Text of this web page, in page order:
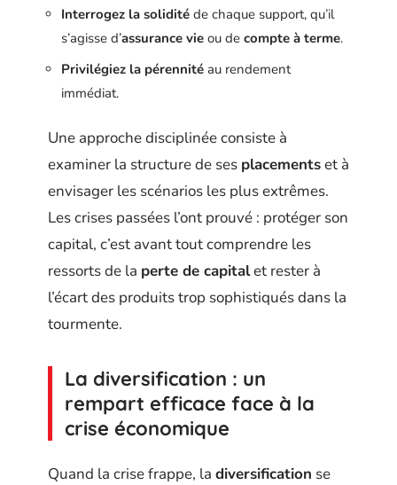
Interrogez la solidité de chaque support, qu’il
s’agisse d’assurance vie ou de compte à terme.
Privilégiez la pérennité au rendement
immédiat.
Une approche disciplinée consiste à
examiner la structure de ses placementset à
envisager les scénarios les plus extrêmes.
Les crises passées l’ont prouvé : protéger son
capital, c’est avant tout comprendre les
ressorts de la perte de capitalet rester à
l’écart des produits trop sophistiqués dans la
tourmente.
La diversification : un
rempart efficace face à la
crise économique
Quand la crise frappe, la diversification se